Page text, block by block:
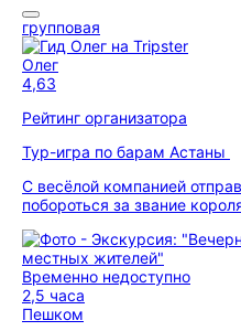
групповая
Олег
4,63
Рейтинг организатора
Тур-игра по барам Астаны
С весёлой компанией
побороться за звание
Временно недоступно
2,5 часа
Пешком